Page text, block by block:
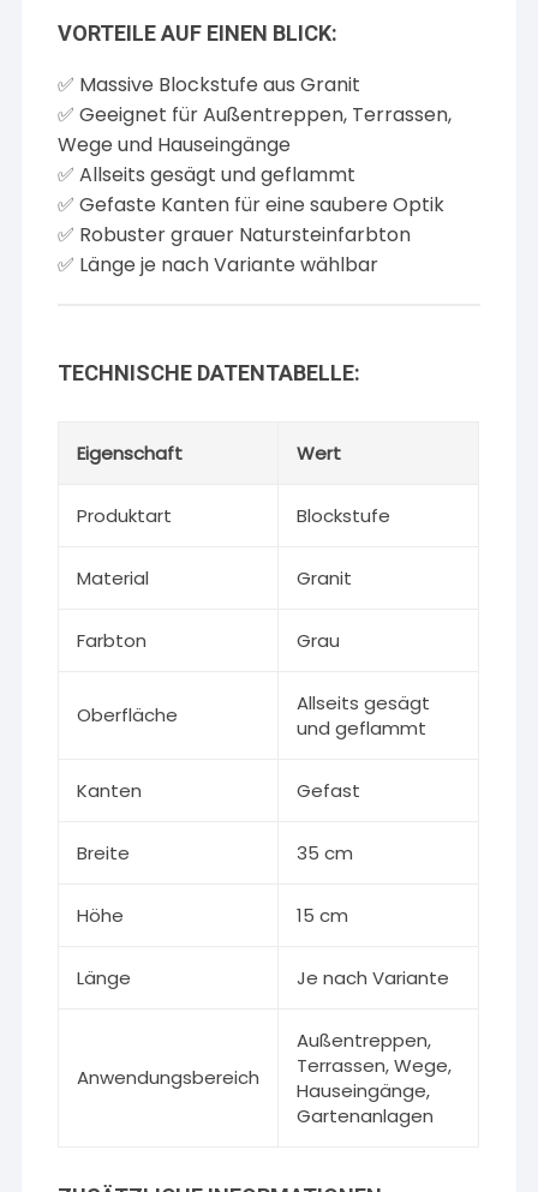
VORTEILE AUF EINEN BLICK:
✅ Massive Blockstufe aus Granit
✅ Geeignet für Außentreppen, Terrassen,
Wege und Hauseingänge
✅ Allseits gesägt und geflammt
✅ Gefaste Kanten für eine saubere Optik
✅ Robuster grauer Natursteinfarbton
✅ Länge je nach Variante wählbar
TECHNISCHE DATENTABELLE:
Eigenschaft Wert
Produktart Blockstufe
Material Granit
Farbton Grau
Oberfläche
Allseits gesägt
und geflammt
Kanten Gefast
Breite 35 cm
Höhe 15 cm
Länge Je nach Variante
Anwendungsbereich
Außentreppen,
Terrassen, Wege,
Hauseingänge,
Gartenanlagen